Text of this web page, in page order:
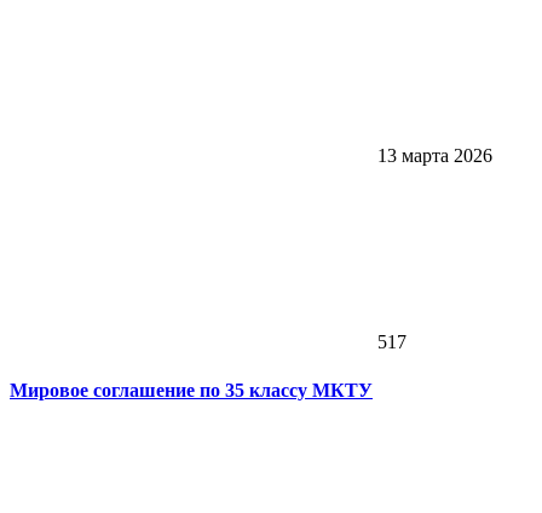
13 марта 2026
517
Мировое соглашение по 35 классу МКТУ